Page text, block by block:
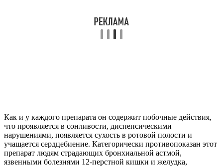
Как и у каждого препарата он содержит побочные действия,
что проявляется в сонливости, диспепсическими
нарушениями, появляется сухость в ротовой полости и
учащается сердцебиение. Категорически противопоказан этот
препарат людям страдающих бронхиальной астмой,
язвенными болезнями 12-перстной кишки и желудка,